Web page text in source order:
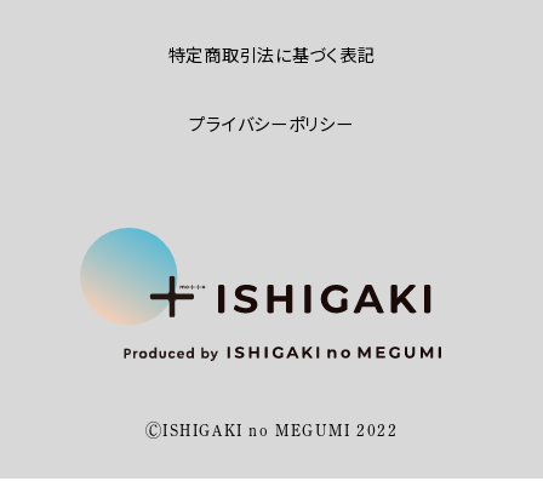
特定商取引法に基づく表記
プライバシーポリシー
ⒸISHIGAKI no MEGUMI 2022